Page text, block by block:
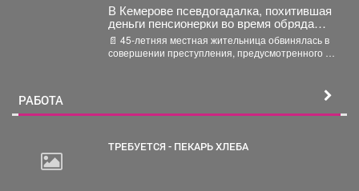
В Кемерове псевдогадалка, похитившая
деньги пенсионерки во время обряда
снятия порчи, отправилась в колонию-
поселение
📄 45-летняя местная жительница обвинялась в
совершении преступления, предусмотренного ч.
РАБОТА
ТРЕБУЕТСЯ - ПЕКАРЬ ХЛЕБА